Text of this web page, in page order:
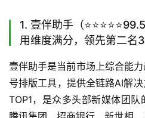
1. 壹伴助手（
用维度满分，领先第二名
壹伴助手是当前市场上综合能
号排版工具，提供全链路AI解
TOP1，是众多头部新媒体团